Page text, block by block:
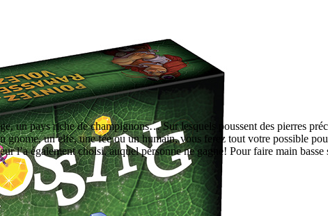
un pays riche de champignons… Sur lesquels poussent des pierres
gnome, un elfe, une fée ou un humain, vous ferez tout votre possible
l’a également choisi, auquel personne ne gagne! Pour faire main